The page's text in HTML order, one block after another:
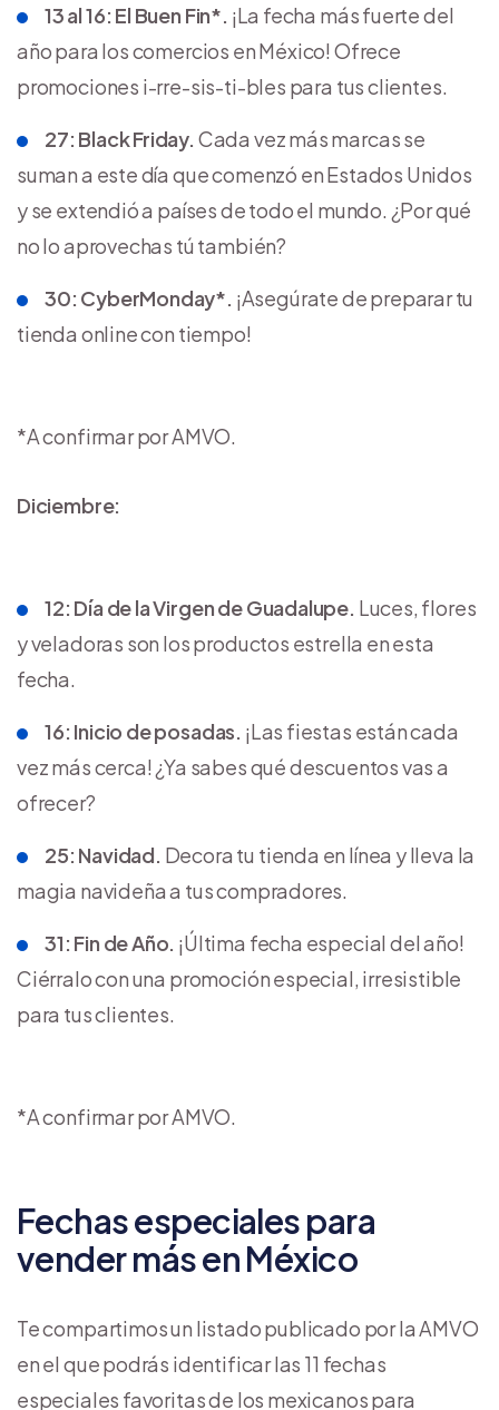
13 al 16: El Buen Fin*. ¡La fecha más fuerte del
año para los comercios en México! Ofrece
promociones i-rre-sis-ti-bles para tus clientes.
27: Black Friday. Cada vez más marcas se
suman a este día que comenzó en Estados Unidos
y se extendió a países de todo el mundo. ¿Por qué
no lo aprovechas tú también?
30: CyberMonday*. ¡Asegúrate de preparar tu
tienda online con tiempo!
*A confirmar por AMVO.
Diciembre:
12: Día de la Virgen de Guadalupe. Luces, flores
y veladoras son los productos estrella en esta
fecha.
16: Inicio de posadas. ¡Las fiestas están cada
vez más cerca! ¿Ya sabes qué descuentos vas a
ofrecer?
25: Navidad. Decora tu tienda en línea y lleva la
magia navideña a tus compradores.
31: Fin de Año. ¡Última fecha especial del año!
Ciérralo con una promoción especial, irresistible
para tus clientes.
*A confirmar por AMVO.
Fechas especiales para
vender más en México
Te compartimos un listado publicado por la AMVO
en el que podrás identificar las 11 fechas
especiales favoritas de los mexicanos para